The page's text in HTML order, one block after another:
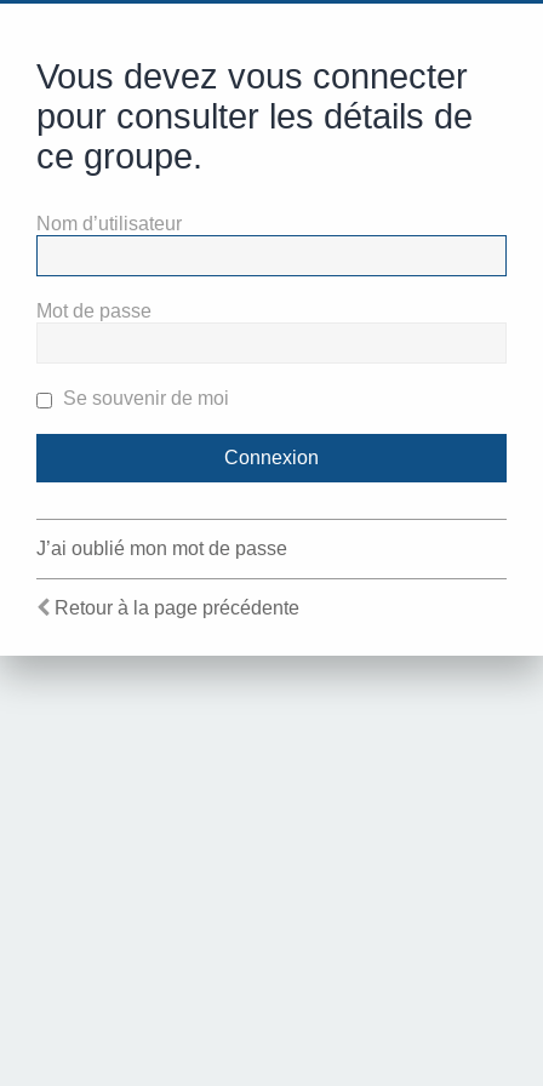
Vous devez vous connecter
pour consulter les détails de
ce groupe.
Nom d’utilisateur
Mot de passe
Se souvenir de moi
J’ai oublié mon mot de passe
Retour à la page précédente